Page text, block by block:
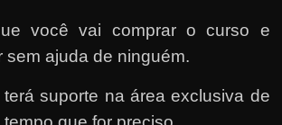
você vai comprar o curso e
sem ajuda de ninguém.
suporte na área exclusiva de